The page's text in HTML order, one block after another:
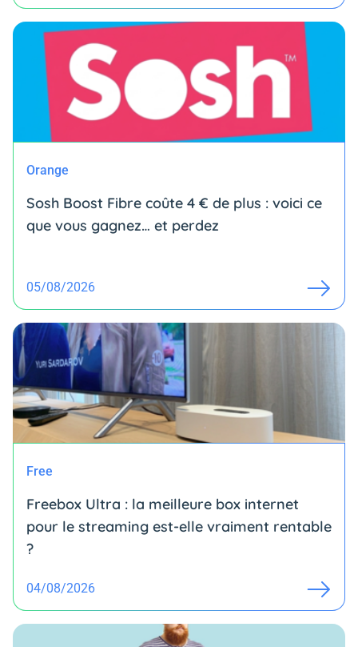
Orange
Sosh Boost Fibre coûte 4 € de plus : voici ce
que vous gagnez… et perdez
05/08/2026
Free
Freebox Ultra : la meilleure box internet
pour le streaming est-elle vraiment rentable
?
04/08/2026